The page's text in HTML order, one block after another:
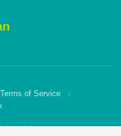
Terms of Service
hari ini.